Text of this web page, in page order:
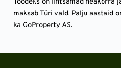
Töödeks on lihtsamad heakorra
maksab Türi vald. Palju aastaid
ka GoProperty AS.